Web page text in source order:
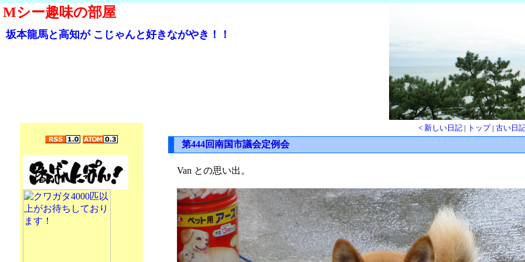
Mシー趣味の部屋
坂本龍馬と高知が こじゃんと好きながやき！！
< 新しい日記| トップ| 古い日
第444回南国市議会定例会
Van との思い出。